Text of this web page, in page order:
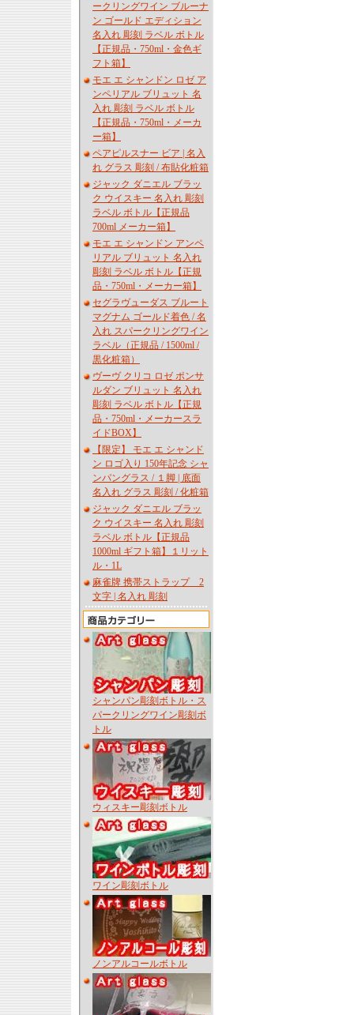
ークリングワイン ブルーナ
ン ゴールド エディション
名入れ 彫刻 ラベル ボトル
【正規品・750ml・金色ギ
フト箱】
モエ エ シャンドン ロゼ ア
ンペリアル ブリュット 名
入れ 彫刻 ラベル ボトル
【正規品・750ml・メーカ
ー箱】
ペアピルスナー ビア | 名入
れ グラス 彫刻 / 布貼化粧箱
ジャック ダニエル ブラッ
ク ウイスキー 名入れ 彫刻
ラベル ボトル【正規品
700ml メーカー箱】
モエ エ シャンドン アンペ
リアル ブリュット 名入れ
彫刻 ラベル ボトル【正規
品・750ml・メーカー箱】
セグラヴューダス ブルート
マグナム ゴールド着色 / 名
入れ スパークリングワイン
ラベル（正規品 / 1500ml /
黒化粧箱）
ヴーヴ クリコ ロゼ ポンサ
ルダン ブリュット 名入れ
彫刻 ラベル ボトル【正規
品・750ml・メーカースラ
イドBOX】
【限定】 モエ エ シャンド
ン ロゴ入り 150年記念 シャ
ンパングラス / １脚 | 底面
名入れ グラス 彫刻 / 化粧箱
ジャック ダニエル ブラッ
ク ウイスキー 名入れ 彫刻
ラベル ボトル【正規品
1000ml ギフト箱】１リット
ル・1L
麻雀牌 携帯ストラップ 2
文字 | 名入れ 彫刻
シャンパン彫刻ボトル・ス
パークリングワイン彫刻ボ
トル
ウィスキー彫刻ボトル
ワイン彫刻ボトル
ノンアルコールボトル